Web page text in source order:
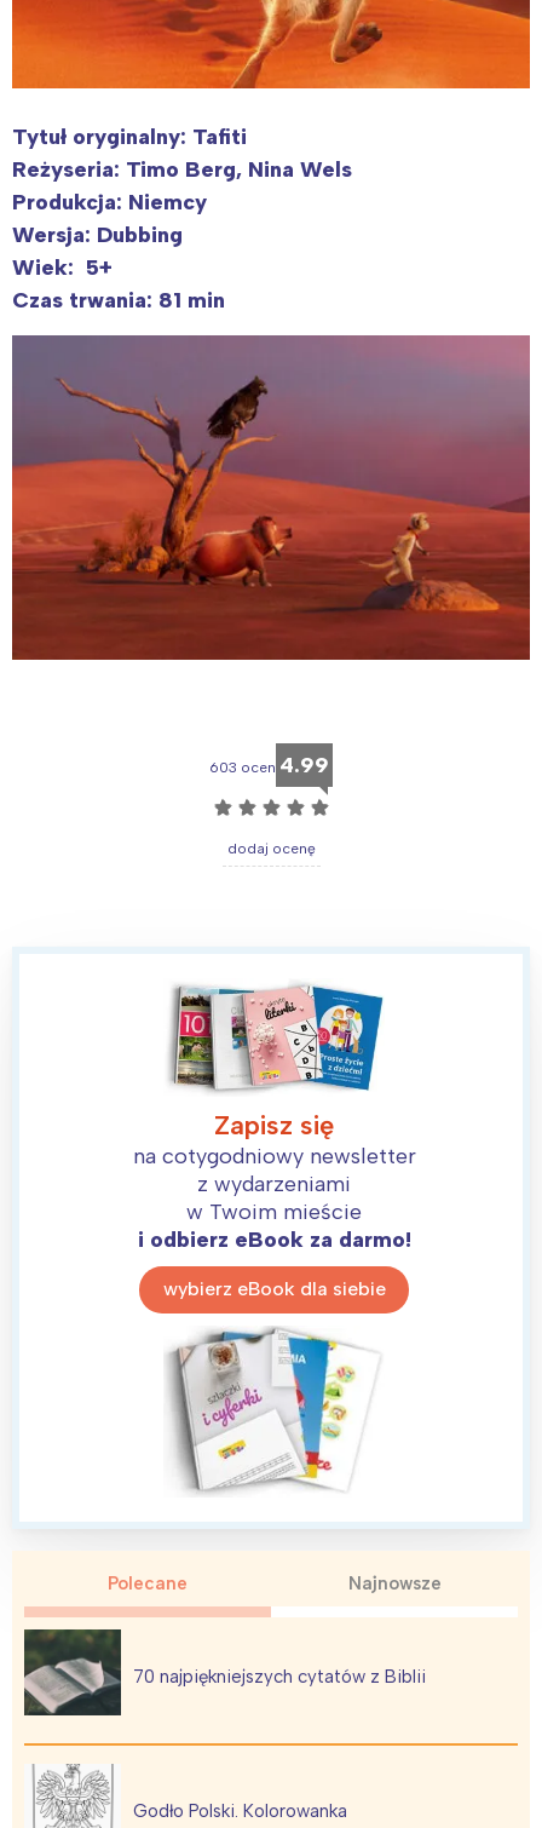
Tytuł oryginalny: ​Tafiti
Reżyseria: Timo Berg, Nina Wels
Produkcja: Niemcy
Wersja: Dubbing
Wiek: 5+
Czas trwania: 81 min
603 ocen 4.99
☆ ☆ ☆ ☆ ☆
dodaj ocenę
Zapisz się
na cotygodniowy newsletter
z wydarzeniami
w Twoim mieście
i odbierz eBook za darmo!
wybierz eBook dla siebie
Polecane Najnowsze
70 najpiękniejszych cytatów z Biblii
Godło Polski. Kolorowanka
Interesują mnie wydarzenia z
tego regionu:
Warszawa
Łódź
Trójmiasto
Wybieram